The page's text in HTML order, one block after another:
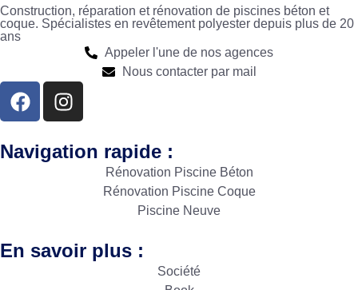
Construction, réparation et rénovation de piscines béton et
coque. Spécialistes en revêtement polyester depuis plus de 20
ans
Appeler l'une de nos agences
Nous contacter par mail
Navigation rapide :
Rénovation Piscine Béton
Rénovation Piscine Coque
Piscine Neuve
En savoir plus :
Société